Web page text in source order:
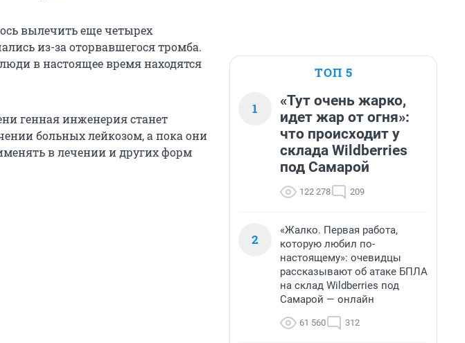
вылечить еще четырех
из-за оторвавшегося тромба.
в настоящее время находятся
генная инженерия станет
больных лейкозом, а пока они
в лечении и других форм
ТОП 5
1
«Тут очень жарко,
идет жар от огня»:
что происходит у
склада Wildberries
под Самарой
122 278 209
2
«Жалко. Первая работа,
которую любил по-
настоящему»: очевидцы
рассказывают об атаке БПЛА
на склад Wildberries под
Самарой — онлайн
61 560 312